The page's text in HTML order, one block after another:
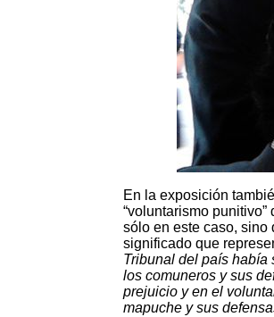
En la exposición
“voluntarismo
sólo en este caso, sino
significado que
Tribunal del país había
los comuneros y sus
prejuicio y en el
mapuche y sus